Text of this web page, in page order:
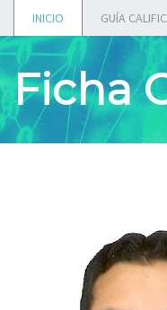
INICIO GUÍA
Ficha